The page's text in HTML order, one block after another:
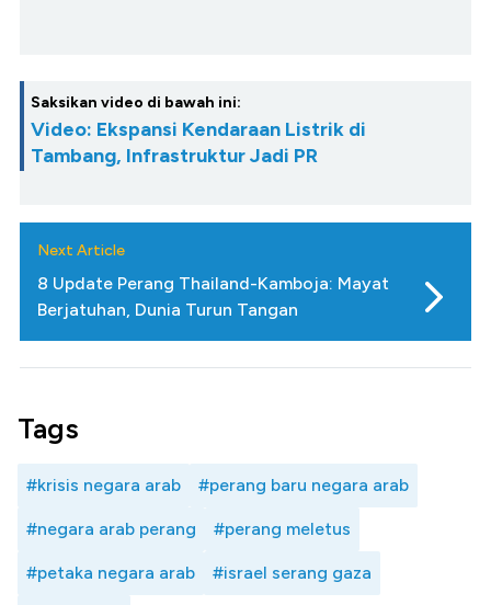
Saksikan video di bawah ini:
Video: Ekspansi Kendaraan Listrik di
Tambang, Infrastruktur Jadi PR
Next Article
8 Update Perang Thailand-Kamboja: Mayat
Berjatuhan, Dunia Turun Tangan
Tags
#krisis negara arab #perang baru negara arab
#negara arab perang #perang meletus
#petaka negara arab #israel serang gaza